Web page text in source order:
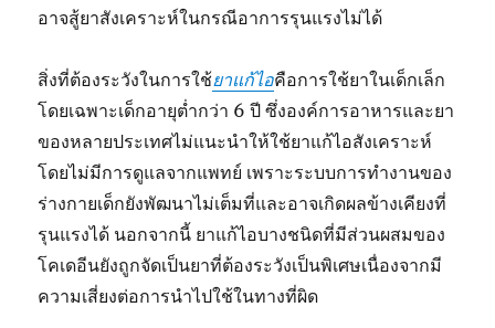
อาจสู้ยาสังเคราะห์ในกรณีอาการรุนแรงไม่ได้
สิ่งที่ต้องระวังในการใช้ยาแก้ไอคือการใช้ยาในเด็กเล็ก
โดยเฉพาะเด็กอายุต่ำกว่า 6 ปี ซึ่งองค์การอาหารและยา
ของหลายประเทศไม่แนะนำให้ใช้ยาแก้ไอสังเคราะห์
โดยไม่มีการดูแลจากแพทย์ เพราะระบบการทำงานของ
ร่างกายเด็กยังพัฒนาไม่เต็มที่และอาจเกิดผลข้างเคียงที่
รุนแรงได้ นอกจากนี้ ยาแก้ไอบางชนิดที่มีส่วนผสมของ
โคเดอีนยังถูกจัดเป็นยาที่ต้องระวังเป็นพิเศษเนื่องจากมี
ความเสี่ยงต่อการนำไปใช้ในทางที่ผิด